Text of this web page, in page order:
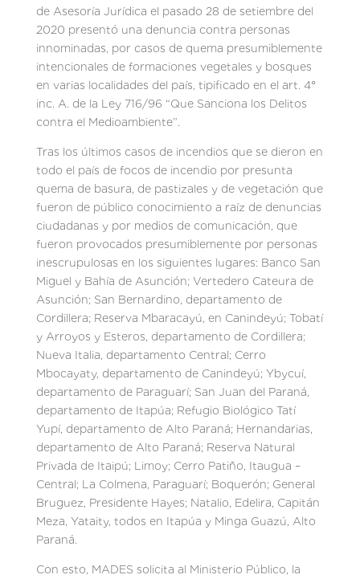
de Asesoría Jurídica el pasado 28 de setiembre del
2020 presentó una denuncia contra personas
innominadas, por casos de quema presumiblemente
intencionales de formaciones vegetales y bosques
en varias localidades del país, tipificado en el art. 4°
inc. A. de la Ley 716/96 “Que Sanciona los Delitos
contra el Medioambiente”.
Tras los últimos casos de incendios que se dieron en
todo el país de focos de incendio por presunta
quema de basura, de pastizales y de vegetación que
fueron de público conocimiento a raíz de denuncias
ciudadanas y por medios de comunicación, que
fueron provocados presumiblemente por personas
inescrupulosas en los siguientes lugares: Banco San
Miguel y Bahía de Asunción; Vertedero Cateura de
Asunción; San Bernardino, departamento de
Cordillera; Reserva Mbaracayú, en Canindeyú; Tobatí
y Arroyos y Esteros, departamento de Cordillera;
Nueva Italia, departamento Central; Cerro
Mbocayaty, departamento de Canindeyú; Ybycuí,
departamento de Paraguarí; San Juan del Paraná,
departamento de Itapúa; Refugio Biológico Tatí
Yupí, departamento de Alto Paraná; Hernandarias,
departamento de Alto Paraná; Reserva Natural
Privada de Itaipú; Limoy; Cerro Patiño, Itaugua –
Central; La Colmena, Paraguarí; Boquerón; General
Bruguez, Presidente Hayes; Natalio, Edelira, Capitán
Meza, Yataity, todos en Itapúa y Minga Guazú, Alto
Paraná.
Con esto, MADES solicita al Ministerio Público, la